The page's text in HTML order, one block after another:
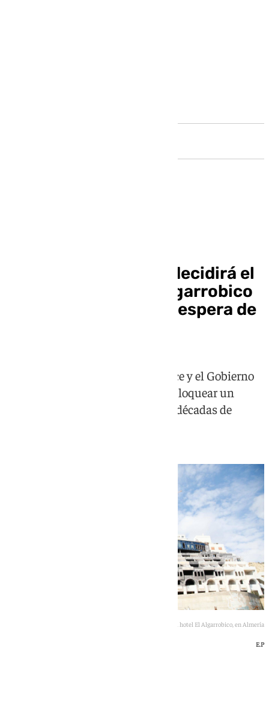
La justicia andaluza decidirá el
futuro del hotel El Algarrobico
tras dos décadas a la espera de
La Junta de Andalucía, Greenpeace y el Gobierno
central recurren al TSJA para desbloquear un
proceso que acumula más de dos décadas de
Imagen de la fachada principal del hotel El Algarrobico, en Almería
E.P